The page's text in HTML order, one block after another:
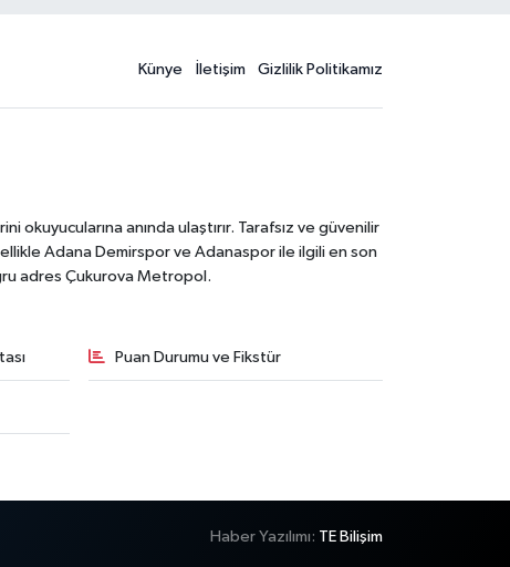
Künye İletişim Gizlilik Politikamız
anında ulaştırır. Tarafsız ve güvenilir
Adana Demirspor ve Adanaspor ile ilgili en son
adres Çukurova Metropol.
Puan Durumu ve Fikstür
Haber Yazılımı: TE Bilişim